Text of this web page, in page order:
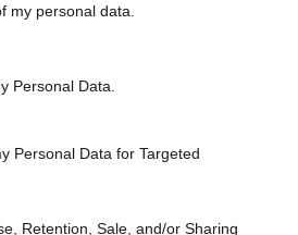
my personal data.
Personal Data.
Personal Data for Targeted
Retention, Sale, and/or Sharing
insieme di pratiche e